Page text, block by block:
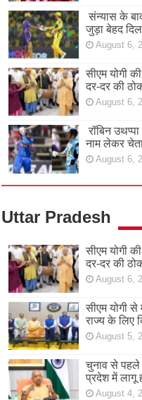
संन्यास के
जुड़ा बेहद
August 6,
सीएम योगी
दर-दर की
August 6,
रॉबिन
नाम लेकर
August 6,
Uttar Pradesh
सीएम योगी
दर-दर की
August 6,
सीएम योगी
राज्य के लिए
August 5,
चुनाव से पहले
प्रदेश में लागू
August 4,